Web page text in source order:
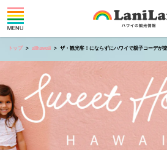
トップ allhawaii ザ・観光客！にならずにハワイで親子コーデが